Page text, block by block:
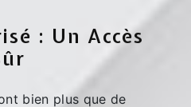
: Un Accès
bien plus que de